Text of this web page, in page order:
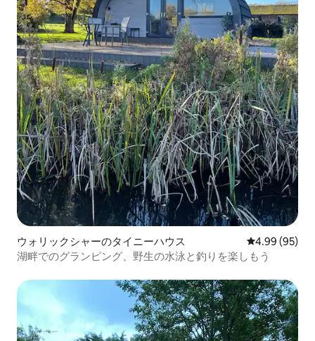
ウォリックシャーのタイニーハウス レビュー95
4.99 (95)
湖畔でのグランピング、野生の水泳と釣りを楽しもう